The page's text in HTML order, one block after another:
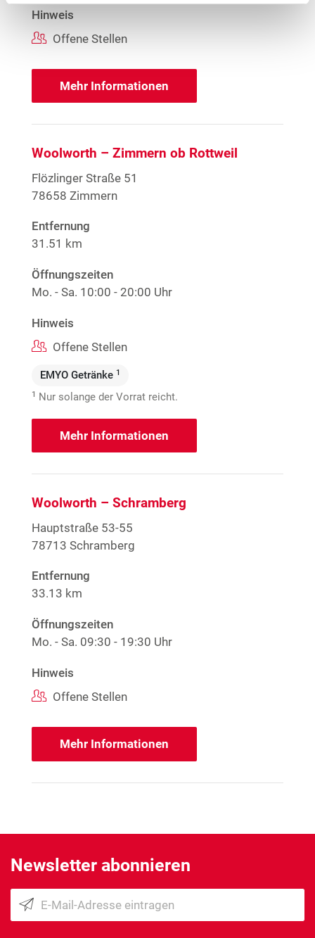
Hinweis
Offene Stellen
Mehr Informationen
Woolworth – Zimmern ob Rottweil
Flözlinger Straße 51
78658 Zimmern
Entfernung
31.51 km
Öffnungszeiten
Mo. - Sa. 10:00 - 20:00 Uhr
Hinweis
Offene Stellen
EMYO Getränke 1
1 Nur solange der Vorrat reicht.
Mehr Informationen
Woolworth – Schramberg
Hauptstraße 53-55
78713 Schramberg
Entfernung
33.13 km
Öffnungszeiten
Mo. - Sa. 09:30 - 19:30 Uhr
Hinweis
Offene Stellen
Mehr Informationen
Newsletter abonnieren